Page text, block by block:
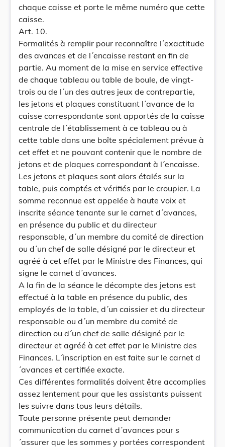
chaque caisse et porte le même numéro que cette
caisse.
Art. 10.
Formalités à remplir pour reconnaître l´exactitude
des avances et de l´encaisse restant en fin de
partie. Au moment de la mise en service effective
de chaque tableau ou table de boule, de vingt-
trois ou de l´un des autres jeux de contrepartie,
les jetons et plaques constituant l´avance de la
caisse correspondante sont apportés de la caisse
centrale de l´établissement à ce tableau ou à
cette table dans une boîte spécialement prévue à
cet effet et ne pouvant contenir que le nombre de
jetons et de plaques correspondant à l´encaisse.
Les jetons et plaques sont alors étalés sur la
table, puis comptés et vérifiés par le croupier. La
somme reconnue est appelée à haute voix et
inscrite séance tenante sur le carnet d´avances,
en présence du public et du directeur
responsable, d´un membre du comité de direction
ou d´un chef de salle désigné par le directeur et
agréé à cet effet par le Ministre des Finances, qui
signe le carnet d´avances.
A la fin de la séance le décompte des jetons est
effectué à la table en présence du public, des
employés de la table, d´un caissier et du directeur
responsable ou d´un membre du comité de
direction ou d´un chef de salle désigné par le
directeur et agréé à cet effet par le Ministre des
Finances. L´inscription en est faite sur le carnet d
´avances et certifiée exacte.
Ces différentes formalités doivent être accomplies
assez lentement pour que les assistants puissent
les suivre dans tous leurs détails.
Toute personne présente peut demander
communication du carnet d´avances pour s
´assurer que les sommes y portées correspondent